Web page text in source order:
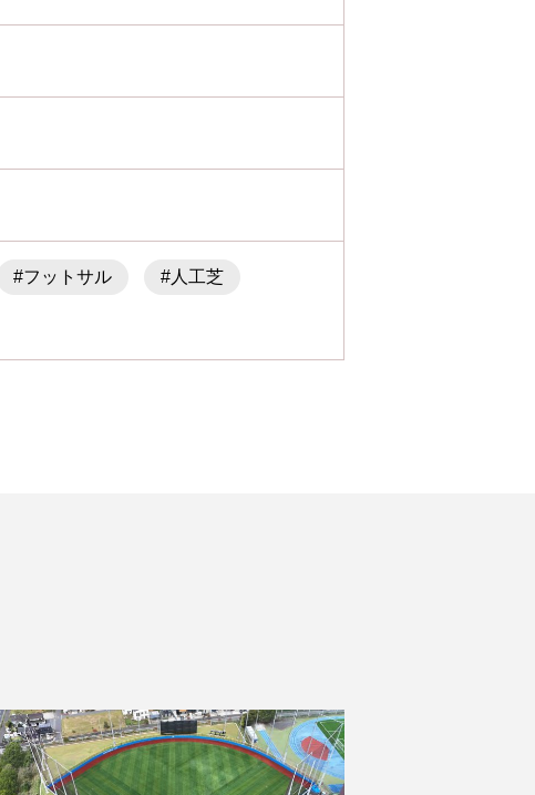
#フットサル #人工芝